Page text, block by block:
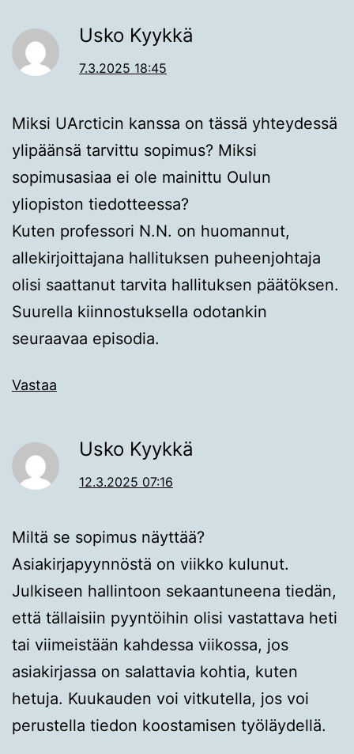
Usko Kyykkä
7.3.2025 18:45
Miksi UArcticin kanssa on tässä yhteydessä
ylipäänsä tarvittu sopimus? Miksi
sopimusasiaa ei ole mainittu Oulun
yliopiston tiedotteessa?
Kuten professori N.N. on huomannut,
allekirjoittajana hallituksen puheenjohtaja
olisi saattanut tarvita hallituksen päätöksen.
Suurella kiinnostuksella odotankin
seuraavaa episodia.
Vastaa
Usko Kyykkä
12.3.2025 07:16
Miltä se sopimus näyttää?
Asiakirjapyynnöstä on viikko kulunut.
Julkiseen hallintoon sekaantuneena tiedän,
että tällaisiin pyyntöihin olisi vastattava heti
tai viimeistään kahdessa viikossa, jos
asiakirjassa on salattavia kohtia, kuten
hetuja. Kuukauden voi vitkutella, jos voi
perustella tiedon koostamisen työläydellä.